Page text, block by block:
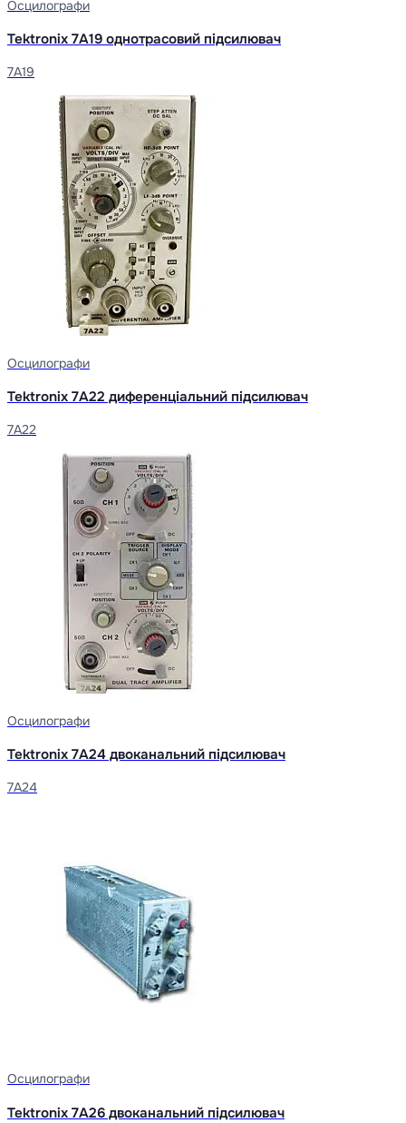
Осцилографи
Tektronix 7A19 однотрасовий підсилювач
7A19
Осцилографи
Tektronix 7A22 диференціальний підсилювач
7A22
Осцилографи
Tektronix 7A24 двоканальний підсилювач
7A24
Осцилографи
Tektronix 7A26 двоканальний підсилювач